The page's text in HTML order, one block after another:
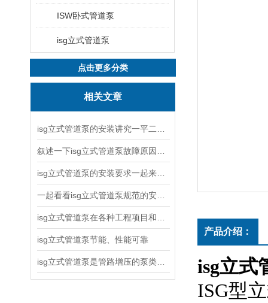
ISW卧式管道泵
isg立式管道泵
点击更多分类
相关文章
isg立式管道泵节能、性能可靠
产品介绍：
isg立式
ISG型